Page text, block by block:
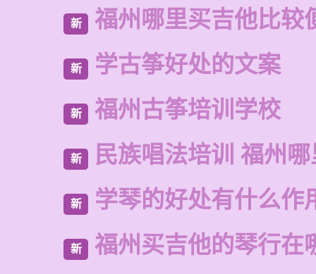
新 福州哪里买吉他比较
新 学古筝好处的文案
新 福州古筝培训学校
新 民族唱法培训 福州
新 学琴的好处有什么作
新 福州买吉他的琴行在